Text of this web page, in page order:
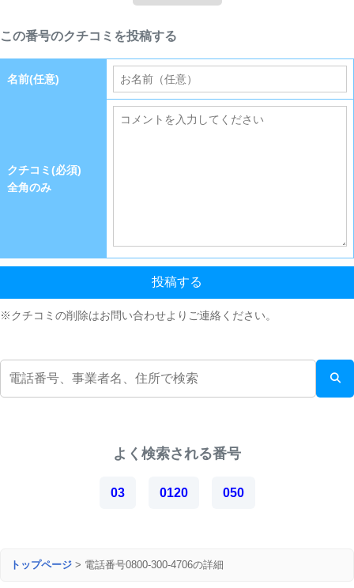
この番号のクチコミを投稿する
名前(任意)
クチコミ(必須)
全角のみ
投稿する
※クチコミの削除はお問い合わせよりご連絡ください。
よく検索される番号
03 0120 050
トップページ > 電話番号0800-300-4706の詳細